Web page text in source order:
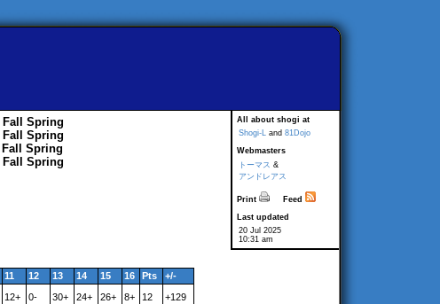
All about shogi at
Shogi-L and 81Dojo
Webmasters
トーマス &
アンドレアス
Print
Feed
Last updated
20 Jul 2025
10:31 am
Fall
Spring
Fall
Spring
Fall
Spring
Fall
Spring
11 12 13 14 15 16 Pts
+/-
12+ 0- 30+ 24+ 26+ 8+ 12
+129